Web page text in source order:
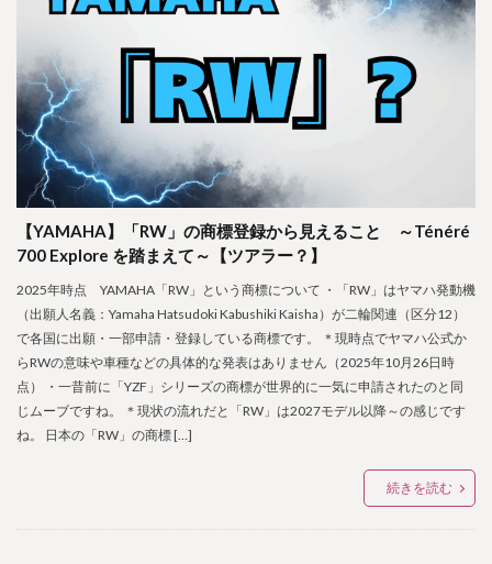
【YAMAHA】「RW」の商標登録から見えること ～Ténéré
700 Explore を踏まえて～【ツアラー？】
2025年時点 YAMAHA「RW」という商標について ・「RW」はヤマハ発動機
（出願人名義：Yamaha Hatsudoki Kabushiki Kaisha）が二輪関連（区分12）
で各国に出願・一部申請・登録している商標です。 ＊現時点でヤマハ公式か
らRWの意味や車種などの具体的な発表はありません（2025年10月26日時
点） ・一昔前に「YZF」シリーズの商標が世界的に一気に申請されたのと同
じムーブですね。 ＊現状の流れだと「RW」は2027モデル以降～の感じです
ね。 日本の「RW」の商標 […]
続きを読む